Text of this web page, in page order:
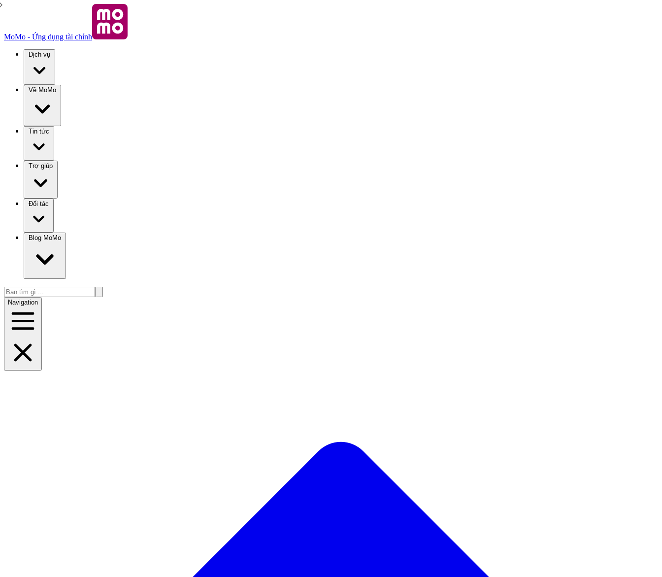
MoMo - Ứng dụng tài chính
Dịch vụ
Về MoMo
Tin tức
Trợ giúp
Đối tác
Blog MoMo
Navigation